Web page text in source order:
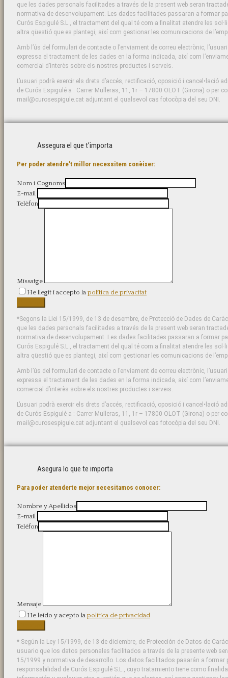
que les dades personals facilitades a través de la present web seran
normativa de desenvolupament. Les dades facilitades passaran a formar
Curós Espigulé S.L., el tractament del qual té com a finalitat atendre les
altra qüestió que es plantegi, així com gestionar les comunicacions de
Amb l’ús del formulari de contacte o l’enviament de correu electrònic,
expressa el tractament de les dades en la forma indicada, així com
comercial d’interès sobre els nostres productes i serveis.
L’usuari podrà exercir els drets d’accés, rectificació, oposició i cancel•lació
de Curós Espigulé a : Carrer Mulleras, 11, 1r – 17800 OLOT (Girona) o per
mail@curosespigule.cat adjuntant el qualsevol cas fotocòpia del seu DNI.
Assegura el que t’importa
Per poder atendre't millor necessitem conèixer:
Nom i Cognoms
E-mail
Telèfon
Missatge
He llegit i accepto la política de privacitat
*Segons la Llei 15/1999, de 13 de desembre, de Protecció de Dades de
que les dades personals facilitades a través de la present web seran
normativa de desenvolupament. Les dades facilitades passaran a formar
Curós Espigulé S.L., el tractament del qual té com a finalitat atendre les
altra qüestió que es plantegi, així com gestionar les comunicacions de
Amb l’ús del formulari de contacte o l’enviament de correu electrònic,
expressa el tractament de les dades en la forma indicada, així com
comercial d’interès sobre els nostres productes i serveis.
L’usuari podrà exercir els drets d’accés, rectificació, oposició i cancel•lació
de Curós Espigulé a : Carrer Mulleras, 11, 1r – 17800 OLOT (Girona) o per
mail@curosespigule.cat adjuntant el qualsevol cas fotocòpia del seu DNI.
Asegura lo que te importa
Para poder atenderte mejor necesitamos conocer:
Nombre y Apellidos
E-mail
Teléfon
Mensaje
He leído y acepto la política de privacidad
* Según la Ley 15/1999, de 13 de diciembre, de Protección de Datos de
usuario que los datos personales facilitados a través de la presente web
15/1999 y normativa de desarrollo. Los datos facilitados pasarán a formar
responsabilidad de Curós Espigulé S.L., cuyo tratamiento tiene como